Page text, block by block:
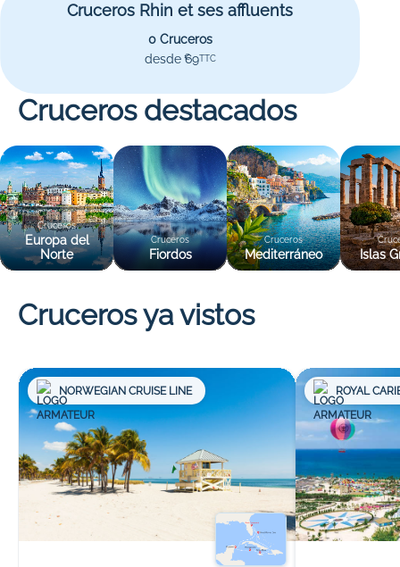
Cruceros Rhin et ses affluents
0 Cruceros
desde 69
€ TTC
Cruceros destacados
Cruceros
Europa del
Norte
Cruceros
Fiordos
Cruceros
Mediterráneo Islas
Cruceros ya vistos
NORWEGIAN CRUISE LINE ROYAL